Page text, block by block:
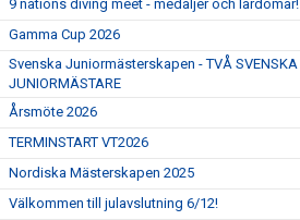
9 nations diving meet - medaljer och lärdomar!
Gamma Cup 2026
Svenska Juniormästerskapen - TVÅ SVENSKA
JUNIORMÄSTARE
Årsmöte 2026
TERMINSTART VT2026
Nordiska Mästerskapen 2025
Välkommen till julavslutning 6/12!